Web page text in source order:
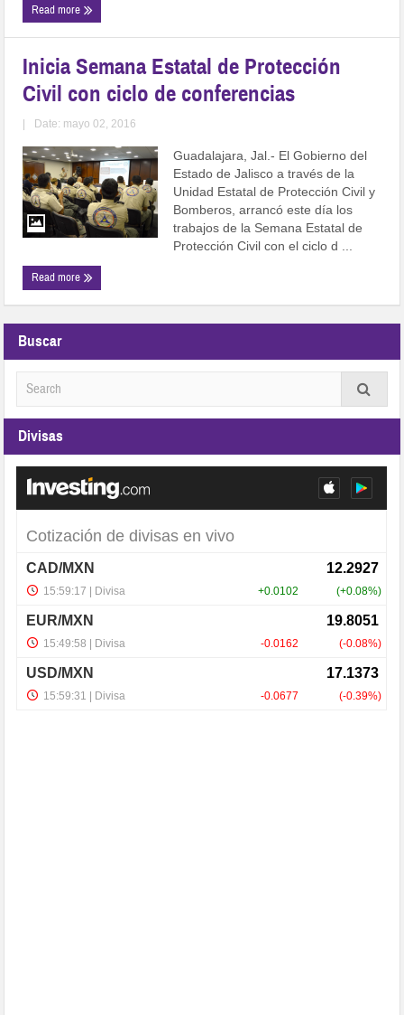
Read more
Inicia Semana Estatal de Protección
Civil con ciclo de conferencias
Date: mayo 02, 2016
Guadalajara, Jal.- El Gobierno del
Estado de Jalisco a través de la
Unidad Estatal de Protección Civil y
Bomberos, arrancó este día los
trabajos de la Semana Estatal de
Protección Civil con el ciclo d ...
Read more
Buscar
Divisas